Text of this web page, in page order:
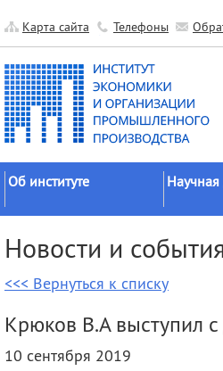
Карта сайта Телефоны
Об институте
Официальные документы
История
Научные подразделения
Прочие подразделения
Научная
Гранты
Новости и
<<< Вернуться к списку
Крюков В.А выступил
10 сентября 2019